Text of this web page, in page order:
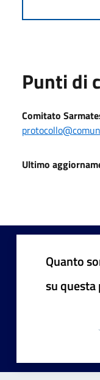
Punti di
Comitato
Ultimo
Quanto
su questa